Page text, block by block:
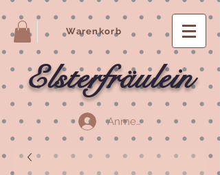
Warenkorb
Elsterfräulein
Anmelden